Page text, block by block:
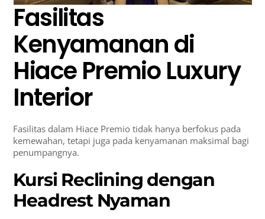
Fasilitas
Kenyamanan di
Hiace Premio Luxury
Interior
Fasilitas dalam Hiace Premio tidak hanya berfokus pada
kemewahan, tetapi juga pada kenyamanan maksimal bagi
penumpangnya.
Kursi Reclining dengan
Headrest Nyaman